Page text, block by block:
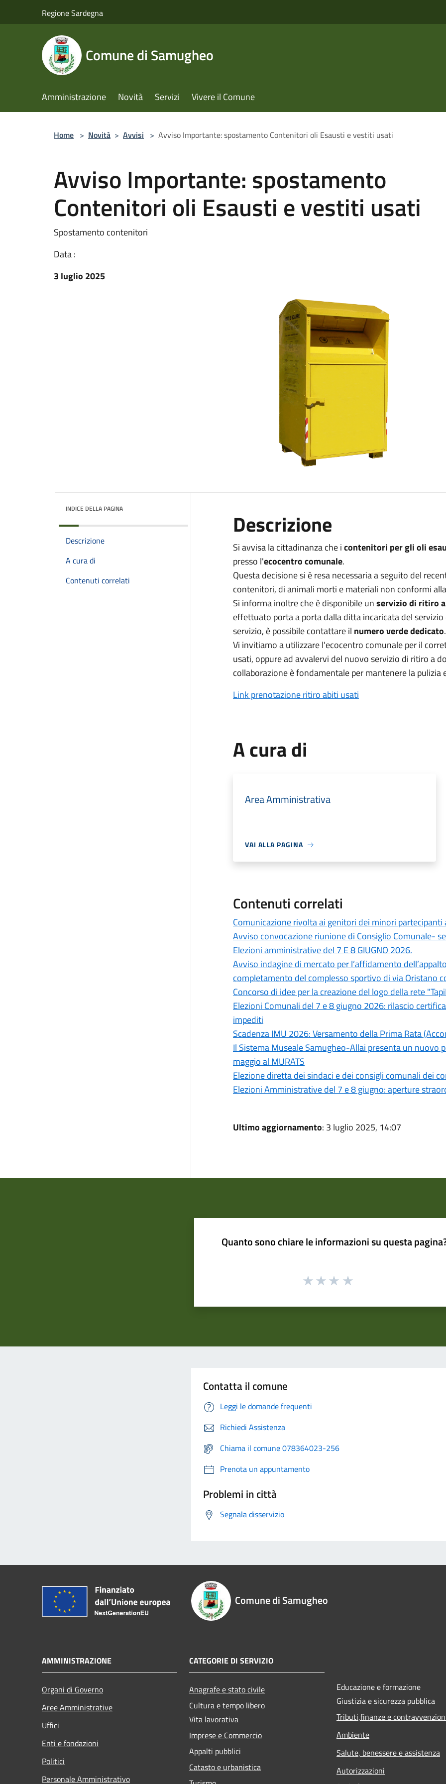
Regione Sardegna
Comune di Samugheo
Amministrazione Novità Servizi Vivere il Comune
Home > Novità > Avvisi > Avviso Importante: spostamento Contenitori oli Esausti e vestiti usati
Avviso Importante: spostamento
Contenitori oli Esausti e vestiti usati
Spostamento contenitori
Data :
3 luglio 2025
INDICE DELLA PAGINA
Descrizione
A cura di
Contenuti correlati
Descrizione
Si avvisa la cittadinanza che icontenitori per gli oli
presso l'ecocentro comunale.
Questa decisione si è resa necessaria a seguito del
contenitori, di animali morti e materiali non conformi
Si informa inoltre che è disponibile unservizio di ritiro
effettuato porta a porta dalla ditta incaricata del
servizio, è possibile contattare il numero verde dedicato.
Vi invitiamo a utilizzare l'ecocentro comunale per il
usati, oppure ad avvalervi del nuovo servizio di ritiro a
collaborazione è fondamentale per mantenere la pulizia
Link prenotazione ritiro abiti usati
A cura di
Area Amministrativa
VAI ALLA PAGINA
Contenuti correlati
Comunicazione rivolta ai genitori dei minori partecipanti
Avviso convocazione riunione di Consiglio Comunale-
Elezioni amministrative del 7 E 8 GIUGNO 2026.
Avviso indagine di mercato per l’affidamento
completamento del complesso sportivo di via Oristano
Concorso di idee per la creazione del logo della rete
Elezioni Comunali del 7 e 8 giugno 2026: rilascio
impediti
Scadenza IMU 2026: Versamento della Prima Rata
Il Sistema Museale Samugheo-Allai presenta un nuovo
maggio al MURATS
Elezione diretta dei sindaci e dei consigli comunali dei
Elezioni Amministrative del 7 e 8 giugno: aperture
Ultimo aggiornamento: 3 luglio 2025, 14:07
Quanto sono chiare le informazioni su questa
Contatta il comune
Leggi le domande frequenti
Richiedi Assistenza
Chiama il comune 078364023-256
Prenota un appuntamento
Problemi in città
Segnala disservizio
Comune di Samugheo
AMMINISTRAZIONE
Organi di Governo
Aree Amministrative
Uffici
Enti e fondazioni
Politici
Personale Amministrativo
CATEGORIE DI SERVIZIO
Anagrafe e stato civile
Cultura e tempo libero
Vita lavorativa
Imprese e Commercio
Appalti pubblici
Catasto e urbanistica
Educazione e formazione
Giustizia e sicurezza pubblica
Tributi,finanze e
Ambiente
Salute, benessere e assistenza
Autorizzazioni